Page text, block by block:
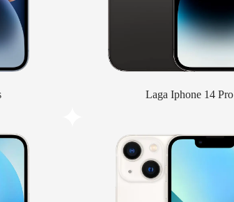
Laga Iphone 14 Pro